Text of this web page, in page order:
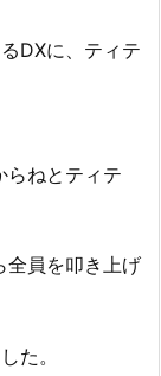
DXに、ティテ
らねとティテ
全員を叩き上げ
た。